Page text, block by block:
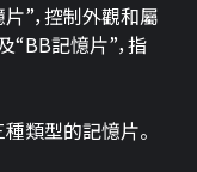
”，控制外觀和屬
“BB記憶片”，指
類型的記憶片。